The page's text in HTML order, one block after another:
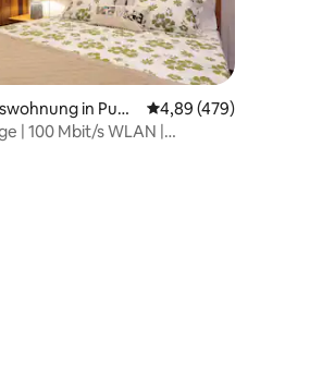
4,98 von 5, 59 Bewertungen
in Puer
Talamanca
Durchschnittliche
4,89 (479)
| 100 Mbit/s WLAN |